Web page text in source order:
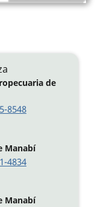
de
8548
Manabí
4834
Manabí